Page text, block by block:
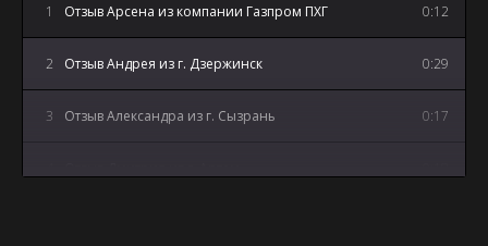
1 Отзыв Арсена из компании Газпром ПХГ 0:12
2 Отзыв Андрея из г. Дзержинск 0:29
3 Отзыв Александра из г. Сызрань 0:17